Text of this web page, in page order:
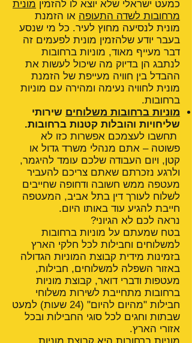
כמעט ישראלי שלא יוצא לו להזמין מונית
מרחובות לשדה התעופה או הזמנת
מונית לנסיעה מחוץ לעיר. כל מי שנסע
בעבר יודע שלהזמין מונית לפעמים זה
דבר מעייף מאוד, מוניות ברחובות
לנתבג הן בדיוק מה שיכול לעשות את
ההבדל בין חוויה מעייפת של הזמנת
מונית לחוויה נעימה ומהירה עם מוניות
ברחובות.
מוניות ברחובות משלוחים שירותי
שליחויות והובלות קטנות ברחובות.
תחשבו לעצמכם אפשרות כזו לא
פשוטה – אתם מנהלי משרד גדול או
קטן, ויום העבודה שלכם עומד להיגמר,
ולרגע נזכרתם שאתם צריכם להעביר
מעטפה ממש חשובה ודחופה שחייבים
לשלוח לעורך דין בתל אביב, המעטפה
חייבת להגיע עוד באותו היום.
נראה לכם לא הגיוני?
בטח שמעתם על מוניות ברחובות
למשלוחים וחבילות לכל חלקי הארץ
בזמינות מידית קבוצת המוניות הגדולה
באזור השפלה למשלוחים, חבילות,
מעטפות ודברי דואר, קבוצת מוניות
ברחובות מתחייבת לשירות משלוחי
חבילות "מהיום להיום" (24 שעות) למעט
שבתות וחגים לכל סוגי החבילות ובכל
אזורי הארץ.